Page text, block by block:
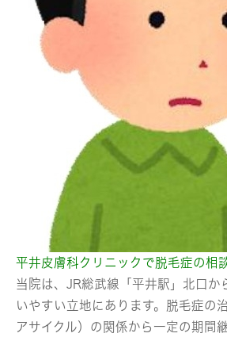
平井皮膚科クリニックで脱毛症の相
当院は、JR総武線「平井駅」北口か
いやすい立地にあります。脱毛症の
アサイクル）の関係から一定の期間